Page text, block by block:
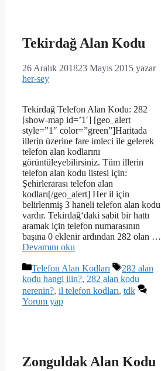
Tekirdağ Alan Kodu
26 Aralık 201823 Mayıs 2015 yazar
her-sey
Tekirdağ Telefon Alan Kodu: 282
[show-map id=’1′] [geo_alert
style=”1″ color=”green”]Haritada
illerin üzerine fare imleci ile gelerek
telefon alan kodlarını
görüntüleyebilirsiniz. Tüm illerin
telefon alan kodu listesi için:
Şehirlerarası telefon alan
kodları[/geo_alert] Her il için
belirlenmiş 3 haneli telefon alan kodu
vardır. Tekirdağ‘daki sabit bir hattı
aramak için telefon numarasının
başına 0 eklenir ardından 282 olan …
Devamını oku
Kategoriler
Telefon Alan Kodları Etiketler
282 alan
kodu hangi ilin?, 282 alan kodu
nerenin?, il telefon kodları, tdk
Yorum yap
Zonguldak Alan Kodu